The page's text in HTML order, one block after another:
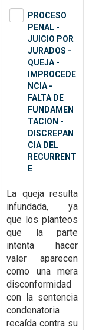
PROCESO
PENAL -
JUICIO POR
JURADOS -
QUEJA -
IMPROCEDE
NCIA -
FALTA DE
FUNDAMEN
TACION -
DISCREPAN
CIA DEL
RECURRENT
E
La queja resulta
infundada, ya
que los planteos
que la parte
intenta hacer
valer aparecen
como una mera
disconformidad
con la sentencia
condenatoria
recaída contra su